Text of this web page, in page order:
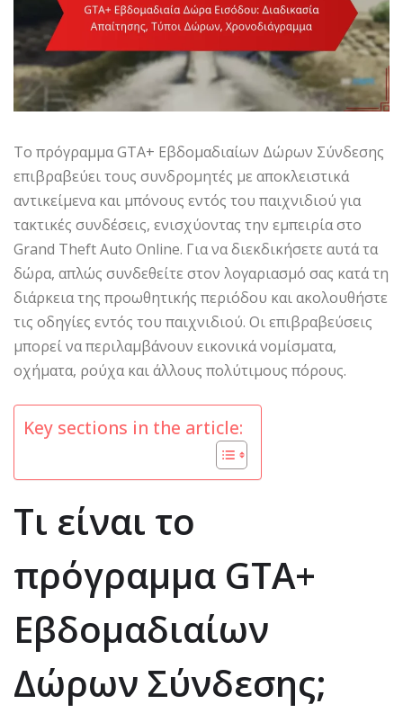
Το πρόγραμμα GTA+ Εβδομαδιαίων Δώρων Σύνδεσης
επιβραβεύει τους συνδρομητές με αποκλειστικά
αντικείμενα και μπόνους εντός του παιχνιδιού για
τακτικές συνδέσεις, ενισχύοντας την εμπειρία στο
Grand Theft Auto Online. Για να διεκδικήσετε αυτά τα
δώρα, απλώς συνδεθείτε στον λογαριασμό σας κατά τη
διάρκεια της προωθητικής περιόδου και ακολουθήστε
τις οδηγίες εντός του παιχνιδιού. Οι επιβραβεύσεις
μπορεί να περιλαμβάνουν εικονικά νομίσματα,
οχήματα, ρούχα και άλλους πολύτιμους πόρους.
Key sections in the article:
Τι είναι το
πρόγραμμα GTA+
Εβδομαδιαίων
Δώρων Σύνδεσης;